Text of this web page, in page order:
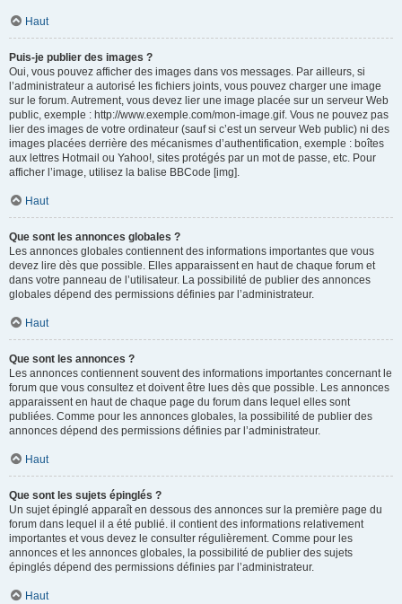
Haut
Puis-je publier des images ?
Oui, vous pouvez afficher des images dans vos messages. Par ailleurs, si
l’administrateur a autorisé les fichiers joints, vous pouvez charger une image
sur le forum. Autrement, vous devez lier une image placée sur un serveur Web
public, exemple : http://www.exemple.com/mon-image.gif. Vous ne pouvez pas
lier des images de votre ordinateur (sauf si c’est un serveur Web public) ni des
images placées derrière des mécanismes d’authentification, exemple : boîtes
aux lettres Hotmail ou Yahoo!, sites protégés par un mot de passe, etc. Pour
afficher l’image, utilisez la balise BBCode [img].
Haut
Que sont les annonces globales ?
Les annonces globales contiennent des informations importantes que vous
devez lire dès que possible. Elles apparaissent en haut de chaque forum et
dans votre panneau de l’utilisateur. La possibilité de publier des annonces
globales dépend des permissions définies par l’administrateur.
Haut
Que sont les annonces ?
Les annonces contiennent souvent des informations importantes concernant le
forum que vous consultez et doivent être lues dès que possible. Les annonces
apparaissent en haut de chaque page du forum dans lequel elles sont
publiées. Comme pour les annonces globales, la possibilité de publier des
annonces dépend des permissions définies par l’administrateur.
Haut
Que sont les sujets épinglés ?
Un sujet épinglé apparaît en dessous des annonces sur la première page du
forum dans lequel il a été publié. il contient des informations relativement
importantes et vous devez le consulter régulièrement. Comme pour les
annonces et les annonces globales, la possibilité de publier des sujets
épinglés dépend des permissions définies par l’administrateur.
Haut